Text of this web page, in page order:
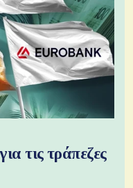
τις τράπεζες